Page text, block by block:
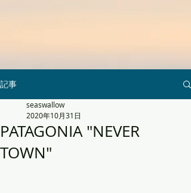
記事
PATAGONIA "NEVER
TOWN"
seaswallow
2020年10月31日